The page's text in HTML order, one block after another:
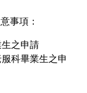
事項：
之申請
科畢業生之申